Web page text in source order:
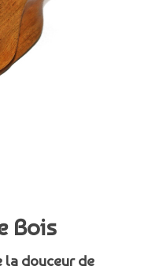
Bois
la douceur de